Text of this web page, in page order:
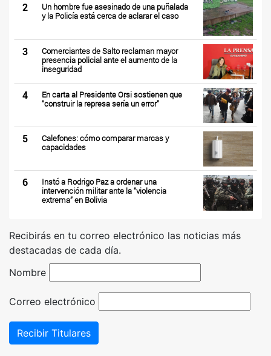
2
Un hombre fue asesinado de una puñalada
y la Policía está cerca de aclarar el caso
3
Comerciantes de Salto reclaman mayor
presencia policial ante el aumento de la
inseguridad
4
En carta al Presidente Orsi sostienen que
“construir la represa sería un error”
5
Calefones: cómo comparar marcas y
capacidades
6
Instó a Rodrigo Paz a ordenar una
intervención militar ante la “violencia
extrema” en Bolivia
Recibirás en tu correo electrónico las noticias más
destacadas de cada día.
Nombre
Correo electrónico
Recibir Titulares